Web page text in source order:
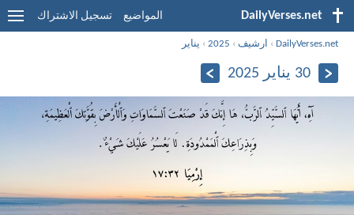
DailyVerses.net المواضيع تسجيل الاشتراك
DailyVerses.net
› ارشيف ›
2025
› يناير
30 يناير 2025